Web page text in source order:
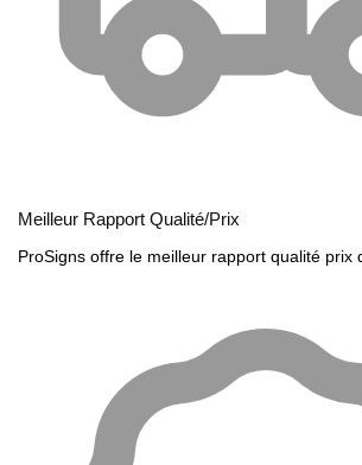
Meilleur Rapport Qualité/Prix
ProSigns offre le meilleur rapport qualité prix